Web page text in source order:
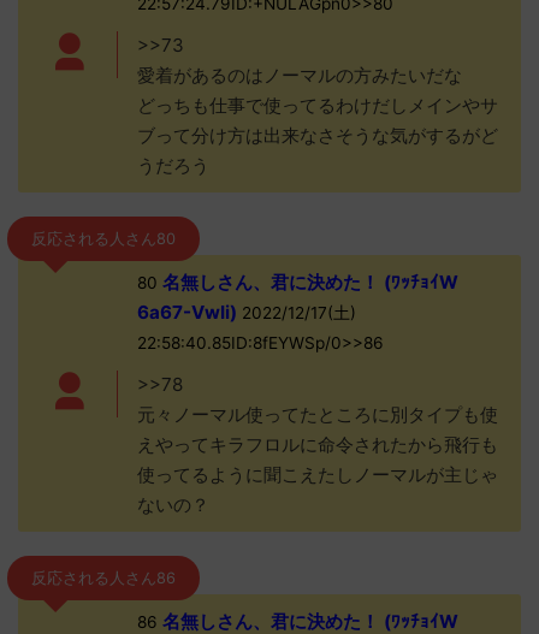
>>73
愛着があるのはノーマルの方みたいだな
どっちも仕事で使ってるわけだしメインやサ
ブって分け方は出来なさそうな気がするがど
うだろう
反応される人さん80
80 名無しさん、君に決めた！ (ﾜｯﾁｮｲW
6a67-VwIi) 2022/12/17(土)
22:58:40.85ID:8fEYWSp/0>>86
>>78
元々ノーマル使ってたところに別タイプも使
えやってキラフロルに命令されたから飛行も
使ってるように聞こえたしノーマルが主じゃ
ないの？
反応される人さん86
86 名無しさん、君に決めた！ (ﾜｯﾁｮｲW